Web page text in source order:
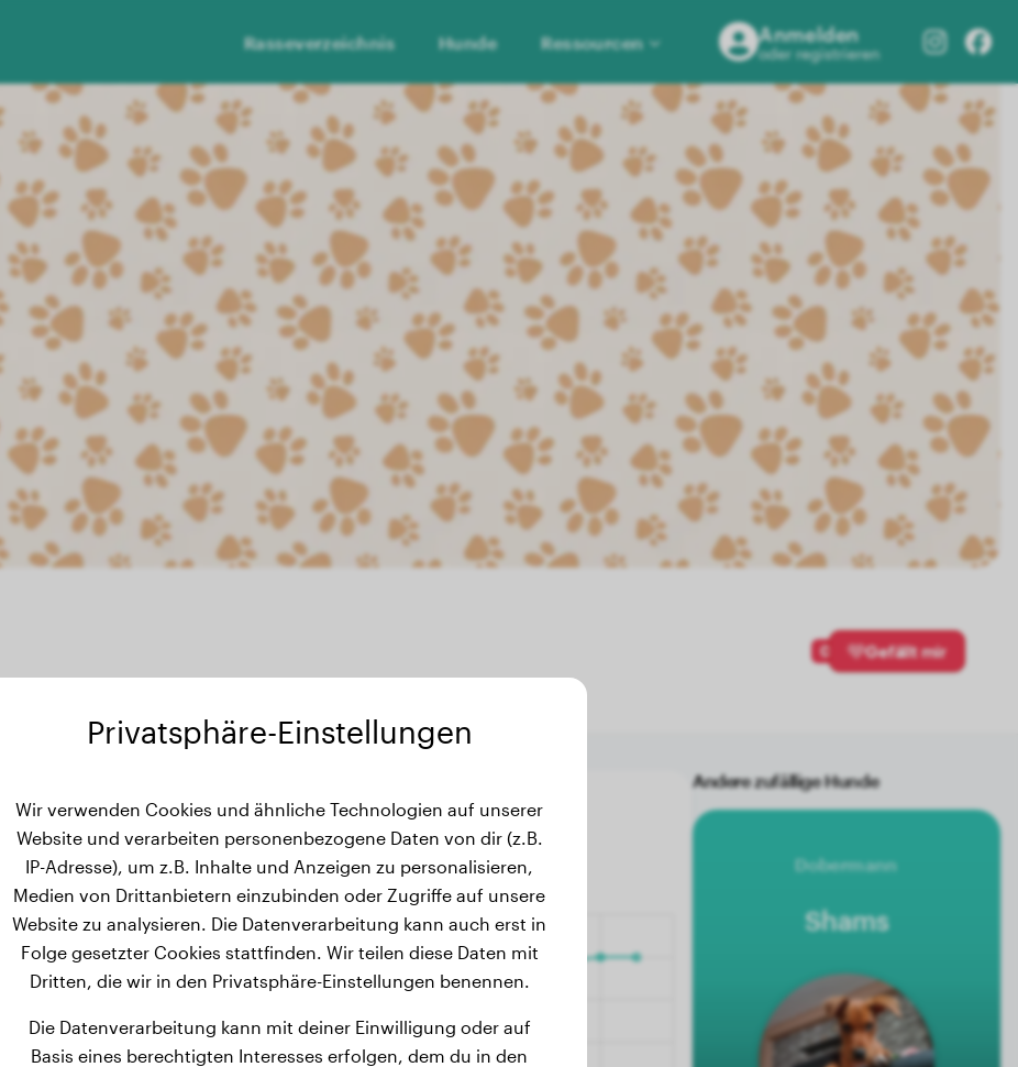
Rasseverzeichnis Hunde Ressourcen Anmelden
oder registrieren
0 Gefällt mir
Gewichtsverlauf
Andere zufällige Hunde
Dobermann
Shams
Privatsphäre-Einstellungen
Wir verwenden Cookies und ähnliche Technologien auf unserer
Website und verarbeiten personenbezogene Daten von dir (z.B.
IP-Adresse), um z.B. Inhalte und Anzeigen zu personalisieren,
Medien von Drittanbietern einzubinden oder Zugriffe auf unsere
Website zu analysieren. Die Datenverarbeitung kann auch erst in
Folge gesetzter Cookies stattfinden. Wir teilen diese Daten mit
Dritten, die wir in den Privatsphäre-Einstellungen benennen.
Die Datenverarbeitung kann mit deiner Einwilligung oder auf
Basis eines berechtigten Interesses erfolgen, dem du in den